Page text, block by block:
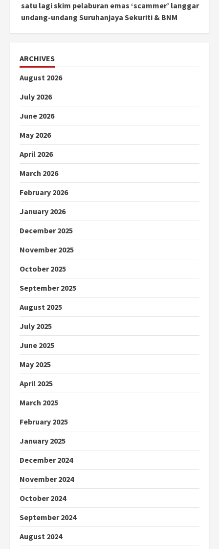
satu lagi skim pelaburan emas ‘scammer’ langgar
undang-undang Suruhanjaya Sekuriti & BNM
ARCHIVES
August 2026
July 2026
June 2026
May 2026
April 2026
March 2026
February 2026
January 2026
December 2025
November 2025
October 2025
September 2025
August 2025
July 2025
June 2025
May 2025
April 2025
March 2025
February 2025
January 2025
December 2024
November 2024
October 2024
September 2024
August 2024